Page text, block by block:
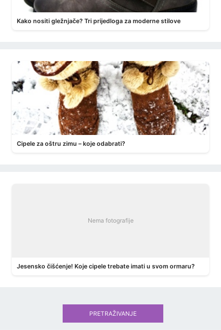
Kako nositi gležnjače? Tri prijedloga za moderne stilove
Cipele za oštru zimu – koje odabrati?
Nema fotografije
Jesensko čišćenje! Koje cipele trebate imati u svom ormaru?
PRETRAŽIVANJE